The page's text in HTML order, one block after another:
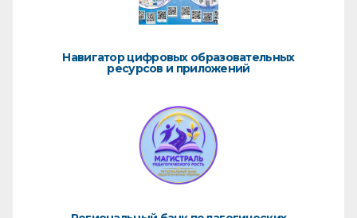
Навигатор цифровых образовательных
ресурсов и приложений